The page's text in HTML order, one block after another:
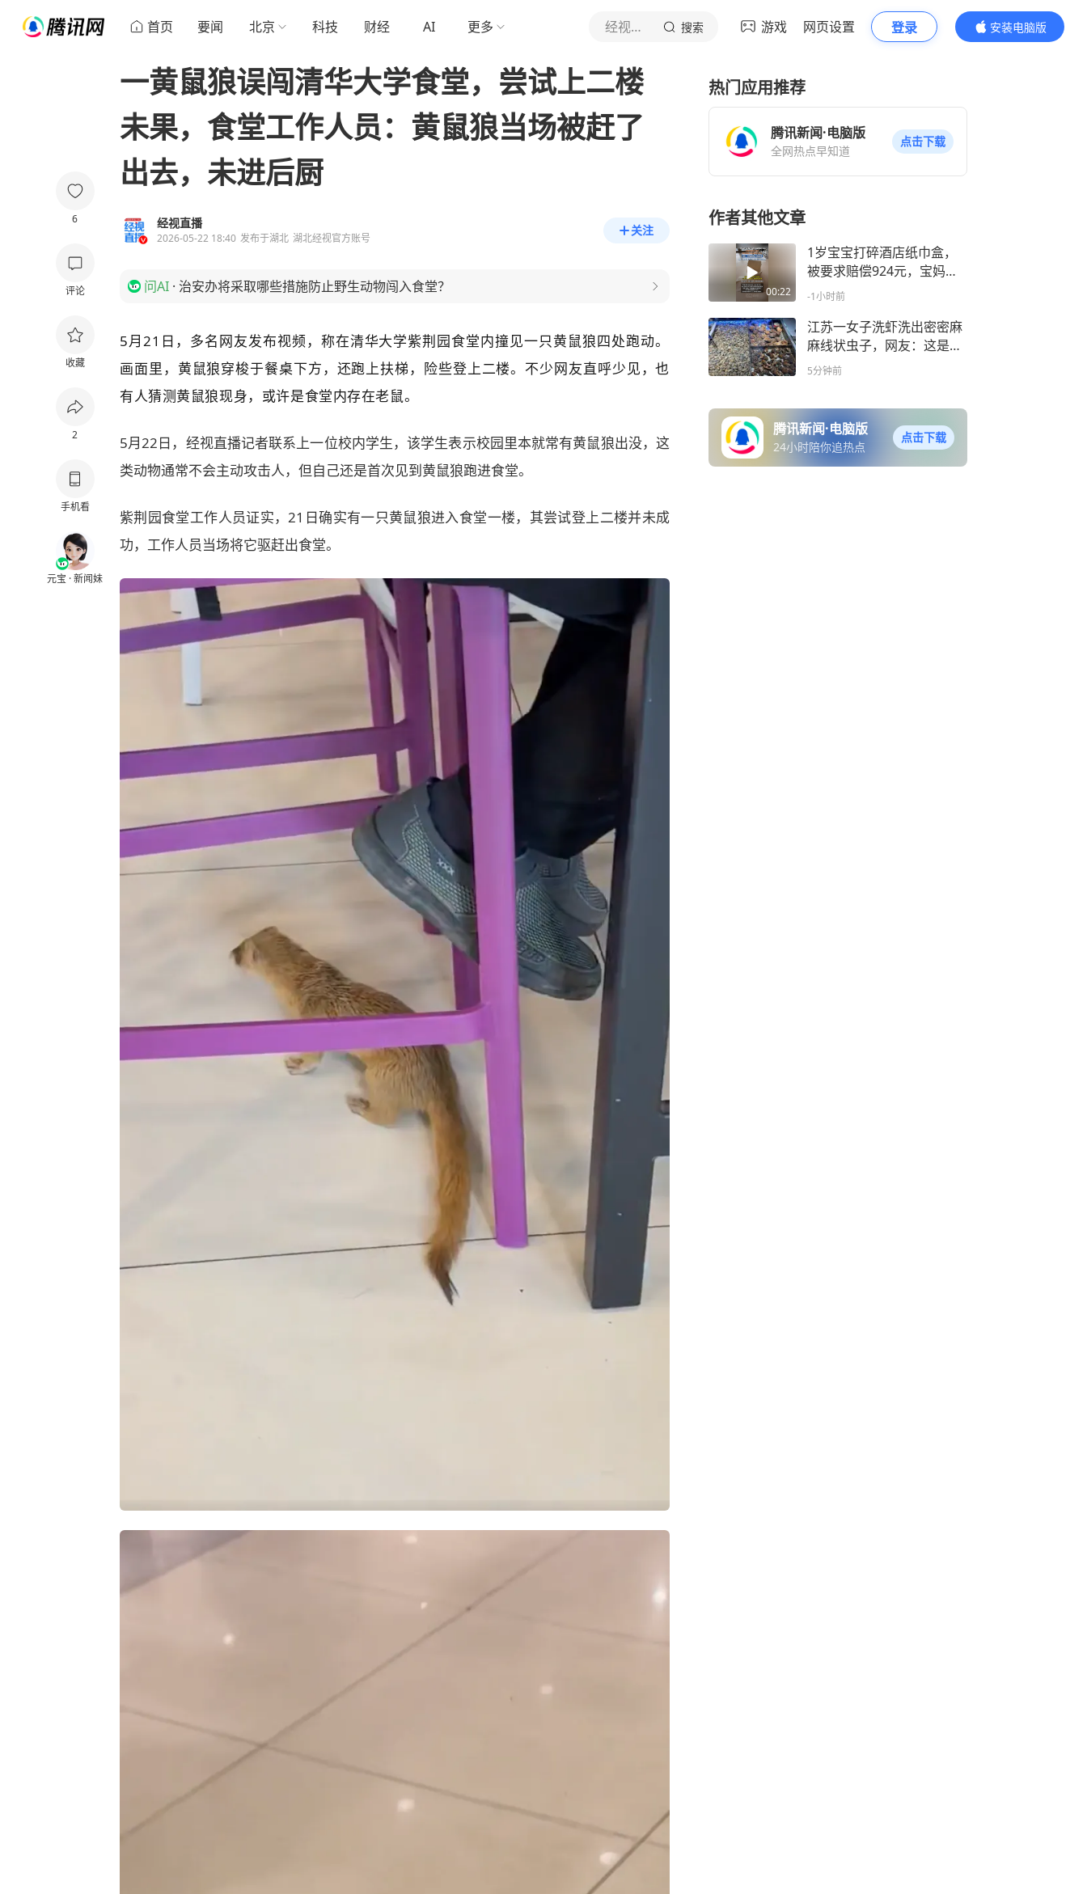
首页 要闻 北京 科技 财经 AI 更多 经视直播 搜索 游戏 网页设置 登录
安装电脑版
内容更精彩
6
评论
收藏
2
手机看
元宝 · 新闻妹
一黄鼠狼误闯清华大学食堂，尝试上二楼
未果，食堂工作人员：黄鼠狼当场被赶了
出去，未进后厨
经视直播
2026-05-22 18:40 发布于湖北 湖北经视官方账号
关注
问AI · 治安办将采取哪些措施防止野生动物闯入食堂？
5月21日，多名网友发布视频，称在清华大学紫荆园食堂内撞见一只黄鼠狼四处跑动。
画面里，黄鼠狼穿梭于餐桌下方，还跑上扶梯，险些登上二楼。不少网友直呼少见，也
有人猜测黄鼠狼现身，或许是食堂内存在老鼠。
5月22日，经视直播记者联系上一位校内学生，该学生表示校园里本就常有黄鼠狼出没，这
类动物通常不会主动攻击人，但自己还是首次见到黄鼠狼跑进食堂。
紫荆园食堂工作人员证实，21日确实有一只黄鼠狼进入食堂一楼，其尝试登上二楼并未成
功，工作人员当场将它驱赶出食堂。
热门应用推荐
腾讯新闻·电脑版
全网热点早知道
点击下载
作者其他文章
00:22
1岁宝宝打碎酒店纸巾盒，
被要求赔偿924元，宝妈质
疑定价混乱，两年前客人打
瓷收藏品，价格更贵
-1小时前
江苏一女子洗虾洗出密密麻
麻线状虫子，网友：这是寄
生虫还是虾崽？医生提醒
5分钟前
腾讯新闻·电脑版
24小时陪你追热点
点击下载